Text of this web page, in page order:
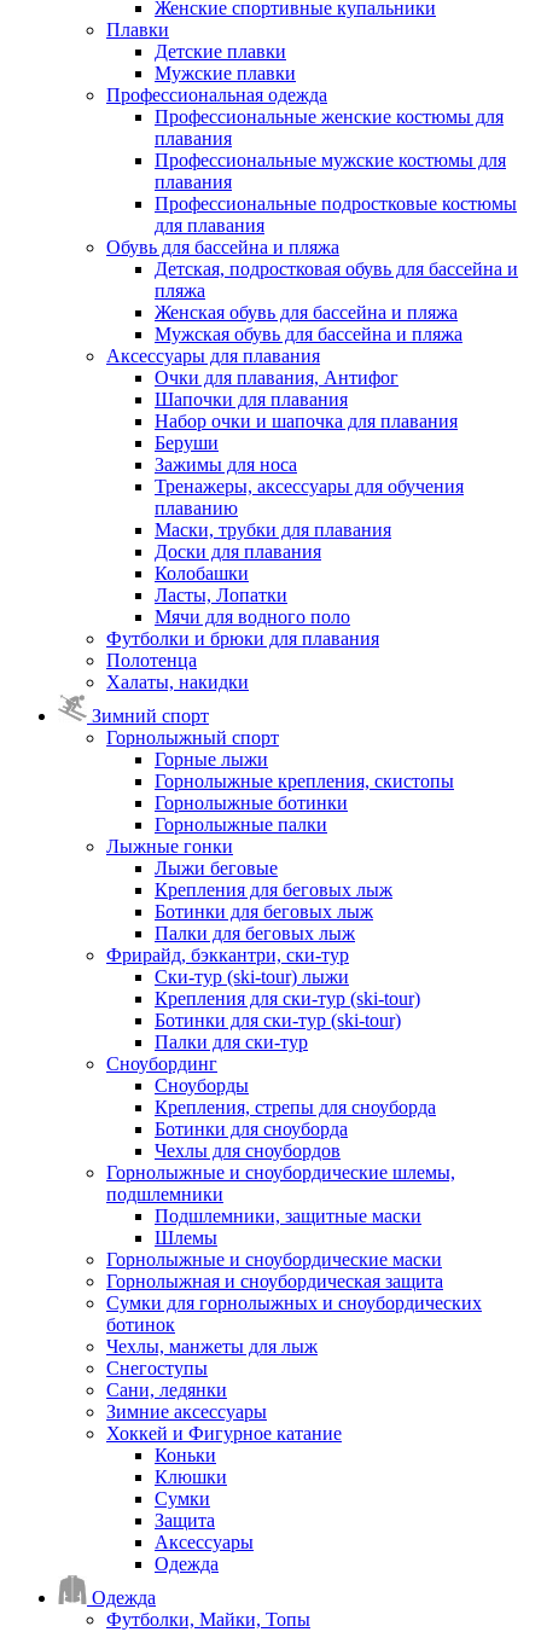
Женские спортивные купальники
Плавки
Детские плавки
Мужские плавки
Профессиональная одежда
Профессиональные женские костюмы для
плавания
Профессиональные мужские костюмы для
плавания
Профессиональные подростковые костюмы
для плавания
Обувь для бассейна и пляжа
Детская, подростковая обувь для бассейна и
пляжа
Женская обувь для бассейна и пляжа
Мужская обувь для бассейна и пляжа
Аксессуары для плавания
Очки для плавания, Антифог
Шапочки для плавания
Набор очки и шапочка для плавания
Беруши
Зажимы для носа
Тренажеры, аксессуары для обучения
плаванию
Маски, трубки для плавания
Доски для плавания
Колобашки
Ласты, Лопатки
Мячи для водного поло
Футболки и брюки для плавания
Полотенца
Халаты, накидки
Зимний спорт
Горнолыжный спорт
Горные лыжи
Горнолыжные крепления, скистопы
Горнолыжные ботинки
Горнолыжные палки
Лыжные гонки
Лыжи беговые
Крепления для беговых лыж
Ботинки для беговых лыж
Палки для беговых лыж
Фрирайд, бэккантри, ски-тур
Ски-тур (ski-tour) лыжи
Крепления для ски-тур (ski-tour)
Ботинки для ски-тур (ski-tour)
Палки для ски-тур
Сноубординг
Сноуборды
Крепления, стрепы для сноуборда
Ботинки для сноуборда
Чехлы для сноубордов
Горнолыжные и сноубордические шлемы,
подшлемники
Подшлемники, защитные маски
Шлемы
Горнолыжные и сноубордические маски
Горнолыжная и сноубордическая защита
Сумки для горнолыжных и сноубордических
ботинок
Чехлы, манжеты для лыж
Снегоступы
Сани, ледянки
Зимние аксессуары
Хоккей и Фигурное катание
Коньки
Клюшки
Сумки
Защита
Аксессуары
Одежда
Одежда
Футболки, Майки, Топы